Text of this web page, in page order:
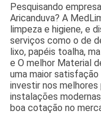
Pesquisando
Aricanduva? A
limpeza e higiene, e
serviços como o de
lixo, papéis toalha,
e O melhor Material
uma maior
investir nos
instalações
boa cotação no